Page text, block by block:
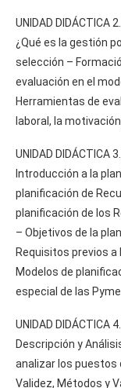
UNIDAD DIDÁCTICA
¿Qué es la gestión
selección –
evaluación en el
Herramientas de
laboral, la
UNIDAD DIDÁCTICA
Introducción a la
planificación de
planificación de los
– Objetivos de la
Requisitos previos
Modelos de
especial de las
UNIDAD DIDÁCTICA
Descripción y
analizar los puestos
Validez, Métodos y